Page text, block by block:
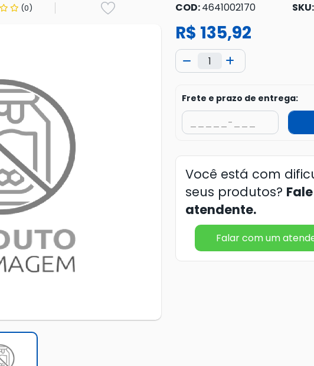
(0) COD:4641002170 SKU:
R$ 135,92
Frete e prazo de entrega:
Você está com
seus produtos?
atendente.
Falar com um